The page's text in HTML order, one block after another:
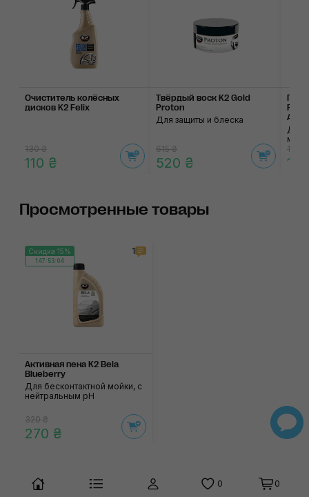
Очиститель колёсных
дисков K2 Felix
130 ₴
110 ₴
Твёрдый воск K2 Gold
Proton
Для защиты и блеска
615 ₴
520 ₴
Atom
Для
165 ₴
Просмотренные товары
Скидка 15%
147:53:04
1
Активная пена K2 Bela
Blueberry
Для бесконтактной мойки, с
нейтральным pH
320 ₴
270 ₴
0 0